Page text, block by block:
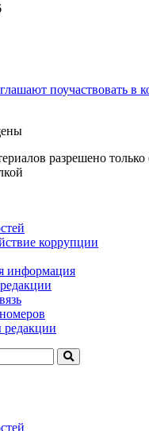
поучаствовать в
разрешено только
коррупции
информация